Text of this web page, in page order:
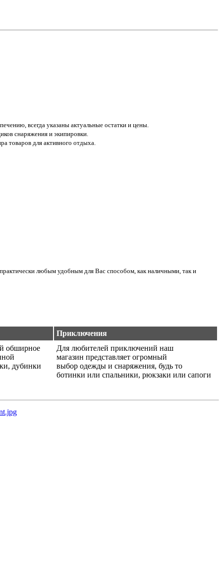
всегда указаны актуальные остатки и цены.
снаряжения и экипировки.
товаров для активного отдыха.
любым удобным для Вас способом, как наличными, так и
Приключения
обширное
дубинки
Для любителей приключений наш
магазин представляет огромный
выбор одежды и снаряжения, будь то
ботинки или спальники, рюкзаки или сапоги